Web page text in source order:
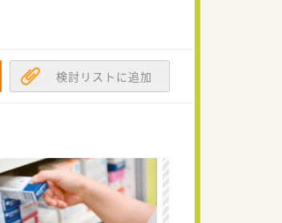
検討リストに追加